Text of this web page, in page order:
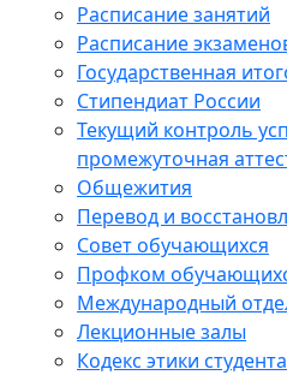
Расписание занятий
Расписание
Государственная
Стипендиат России
Текущий контроль
промежуточная
Общежития
Перевод и
Совет обучающихся
Профком
Международный
Лекционные залы
Кодекс этики студента